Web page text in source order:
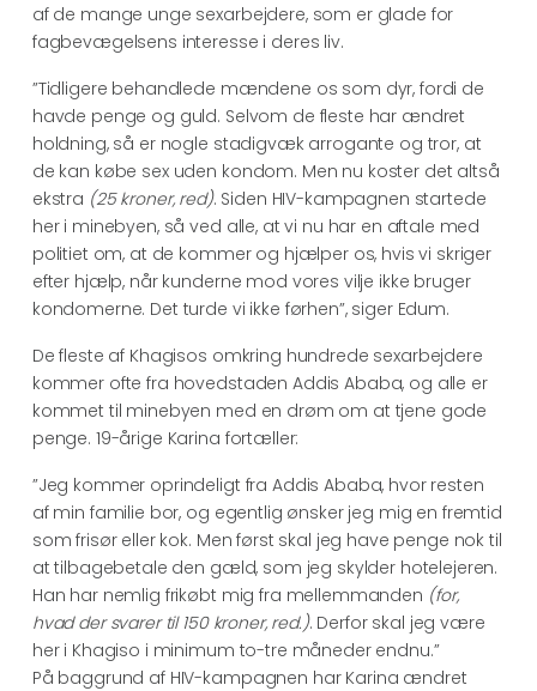
af de mange unge sexarbejdere, som er glade for
fagbevægelsens interesse i deres liv.
”Tidligere behandlede mændene os som dyr, fordi de
havde penge og guld. Selvom de fleste har ændret
holdning, så er nogle stadigvæk arrogante og tror, at
de kan købe sex uden kondom. Men nu koster det altså
ekstra (25 kroner, red). Siden HIV-kampagnen startede
her i minebyen, så ved alle, at vi nu har en aftale med
politiet om, at de kommer og hjælper os, hvis vi skriger
efter hjælp, når kunderne mod vores vilje ikke bruger
kondomerne. Det turde vi ikke førhen”, siger Edum.
De fleste af Khagisos omkring hundrede sexarbejdere
kommer ofte fra hovedstaden Addis Ababa, og alle er
kommet til minebyen med en drøm om at tjene gode
penge. 19-årige Karina fortæller:
”Jeg kommer oprindeligt fra Addis Ababa, hvor resten
af min familie bor, og egentlig ønsker jeg mig en fremtid
som frisør eller kok. Men først skal jeg have penge nok til
at tilbagebetale den gæld, som jeg skylder hotelejeren.
Han har nemlig frikøbt mig fra mellemmanden (for,
hvad der svarer til 150 kroner, red.). Derfor skal jeg være
her i Khagiso i minimum to-tre måneder endnu.”
På baggrund af HIV-kampagnen har Karina ændret